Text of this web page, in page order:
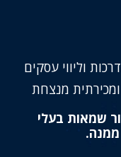
וליווי עסקים
מנצחת
שמאות בעלי
ממנה.